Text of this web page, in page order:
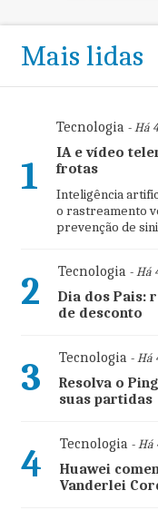
Mais lidas
1
Tecnologia- Há
IA e vídeo
frotas
Inteligência
o rastreamento
prevenção de
2 Tecnologia- Há
Dia dos Pais:
de desconto
3 Tecnologia- Há
Resolva o
suas partidas
4 Tecnologia- Há
Huawei
Vanderlei